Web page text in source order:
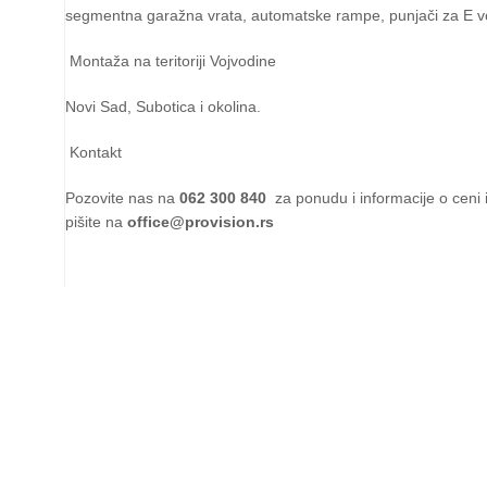
segmentna garažna vrata, automatske rampe, punjači za E
Montaža na teritoriji Vojvodine
Novi Sad, Subotica i okolina.
Kontakt
Pozovite nas na 062 300 840 za ponudu i informacije o ceni
pišite na office@provision.rs